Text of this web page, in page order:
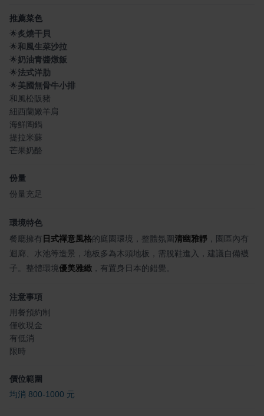
推薦菜色
🌟炙燒干貝
🌟和風生菜沙拉
🌟奶油青醬燉飯
🌟法式洋肋
🌟美國無骨牛小排
和風松阪豬
紐西蘭嫩羊肩
海鮮陶鍋
提拉米蘇
芒果奶酪
份量
份量充足
環境特色
餐廳擁有 日式禪意風格的庭園環境，整體氛圍清幽雅靜 ，園區內有
迴廊、水池等造景，地板多為木頭地板，需脫鞋進入，建議自備襪
子。整體環境優美雅緻 ，有置身日本的錯覺。
注意事項
用餐預約制
僅收現金
有低消
限時
價位範圍
均消 800-1000 元